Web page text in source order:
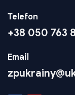
Telefon
+38 050 763
Email